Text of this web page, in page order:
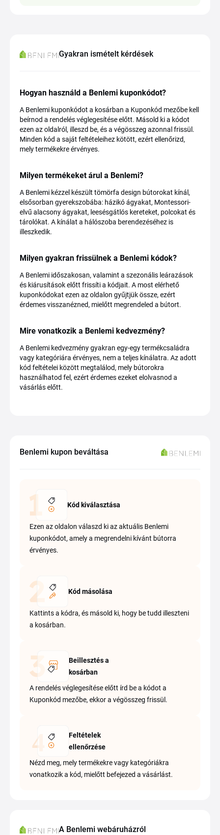
Gyakran ismételt kérdések
Hogyan használd a Benlemi kuponkódot?
A Benlemi kuponkódot a kosárban a Kuponkód mezőbe kell
beírnod a rendelés véglegesítése előtt. Másold ki a kódot
ezen az oldalról, illeszd be, és a végösszeg azonnal frissül.
Minden kód a saját feltételeihez kötött, ezért ellenőrizd,
mely termékekre érvényes.
Milyen termékeket árul a Benlemi?
A Benlemi kézzel készült tömörfa design bútorokat kínál,
elsősorban gyerekszobába: házikó ágyakat, Montessori-
elvű alacsony ágyakat, leesésgátlós kereteket, polcokat és
tárolókat. A kínálat a hálószoba berendezéséhez is
illeszkedik.
Milyen gyakran frissülnek a Benlemi kódok?
A Benlemi időszakosan, valamint a szezonális leárazások
és kiárusítások előtt frissíti a kódjait. A most elérhető
kuponkódokat ezen az oldalon gyűjtjük össze, ezért
érdemes visszanézned, mielőtt megrendeled a bútort.
Mire vonatkozik a Benlemi kedvezmény?
A Benlemi kedvezmény gyakran egy-egy termékcsaládra
vagy kategóriára érvényes, nem a teljes kínálatra. Az adott
kód feltételei között megtalálod, mely bútorokra
használhatod fel, ezért érdemes ezeket elolvasnod a
vásárlás előtt.
Benlemi kupon beváltása
Kód kiválasztása
Ezen az oldalon válaszd ki az aktuális Benlemi
kuponkódot, amely a megrendelni kívánt bútorra
érvényes.
Kód másolása
Kattints a kódra, és másold ki, hogy be tudd illeszteni
a kosárban.
Beillesztés a
kosárban
A rendelés véglegesítése előtt írd be a kódot a
Kuponkód mezőbe, ekkor a végösszeg frissül.
Feltételek
ellenőrzése
Nézd meg, mely termékekre vagy kategóriákra
vonatkozik a kód, mielőtt befejezed a vásárlást.
A Benlemi webáruházról